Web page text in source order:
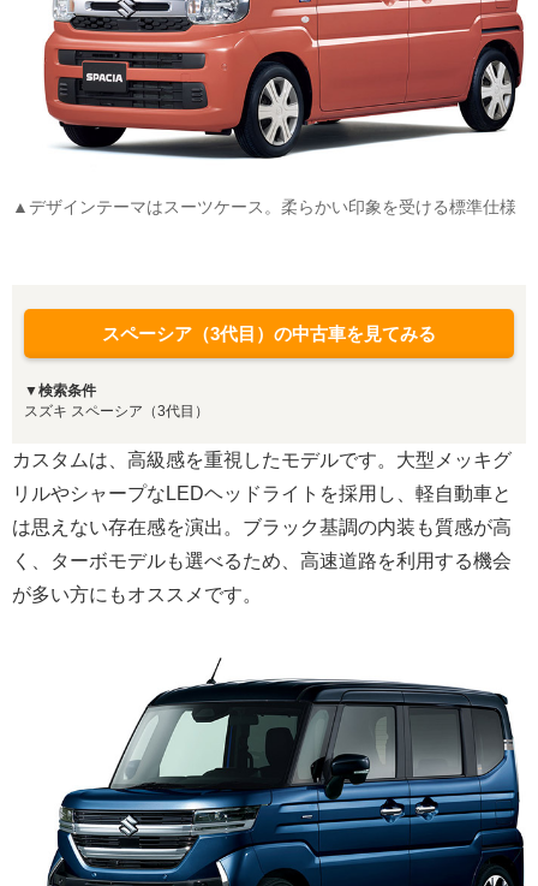
▲デザインテーマはスーツケース。柔らかい印象を受ける標準仕様
スペーシア（3代目）の中古車を見てみる
▼検索条件
スズキ スペーシア（3代目）
カスタムは、高級感を重視したモデルです。大型メッキグ
リルやシャープなLEDヘッドライトを採用し、軽自動車と
は思えない存在感を演出。ブラック基調の内装も質感が高
く、ターボモデルも選べるため、高速道路を利用する機会
が多い方にもオススメです。